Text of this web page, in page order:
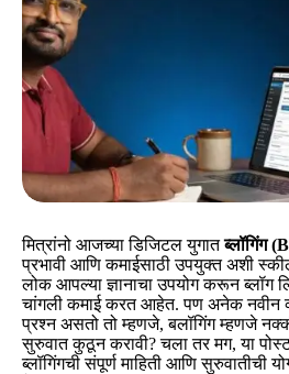
मित्रांनो आजच्या डिजिटल युगातब्लॉगिंग
प्रभावी आणि कमाईसाठी उपयुक्त अशी
लोक आपल्या ज्ञानाचा उपयोग करून ब्लॉग
चांगली कमाई करत आहेत. पण अनेक नवीन
प्रश्न असतो तो म्हणजे, बलॉगिंग म्हणजे
सुरुवात कुठून करावी? चला तर मग, या
ब्लॉगिंगची संपूर्ण माहिती आणि सुरुवातीची